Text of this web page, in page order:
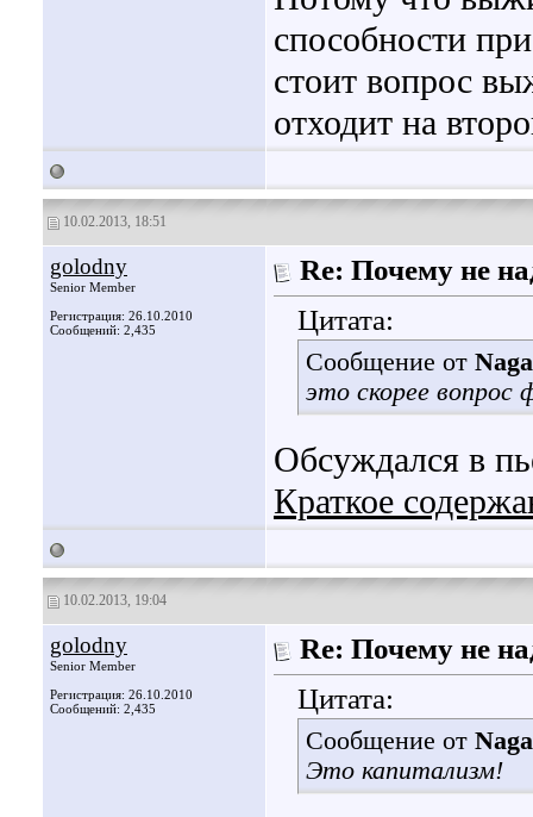
способности
стоит вопрос
отходит на
10.02.2013, 18:51
golodny
Senior Member
Регистрация: 26.10.2010
Сообщений: 2,435
Re: Почему не
Цитата:
Сообщение от
это скорее вопрос
Обсуждался в
Краткое
10.02.2013, 19:04
golodny
Senior Member
Регистрация: 26.10.2010
Сообщений: 2,435
Re: Почему не
Цитата:
Сообщение от
Это капитализм!